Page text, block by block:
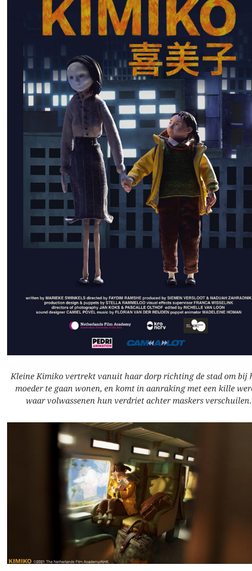
Kleine Kimiko vertrekt vanuit haar dorp richting de stad om bij
moeder te gaan wonen, en komt in aanraking met een kille
waar volwassenen hun verdriet achter maskers verschuilen.